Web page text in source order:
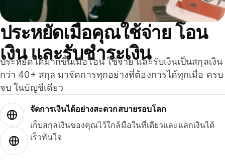
ประหยัดเมื่อคุณใช้จ่าย โอน
เงิน และรับชำระเงิน
ประหยัดได้มากขึ้นเมื่อโอน ใช้จ่าย และรับเงินเป็นสกุลเงิน
กว่า 40+ สกุล มาจัดการทุกอย่างที่ต้องการได้ทุกเมื่อ ครบ
จบ ในบัญชีเดียว
จัดการเงินได้อย่างสะดวกสบายรอบโลก
เก็บสกุลเงินของคุณไว้ใกล้มือในที่เดียวและแลกเงินได้
เร็วทันใจ